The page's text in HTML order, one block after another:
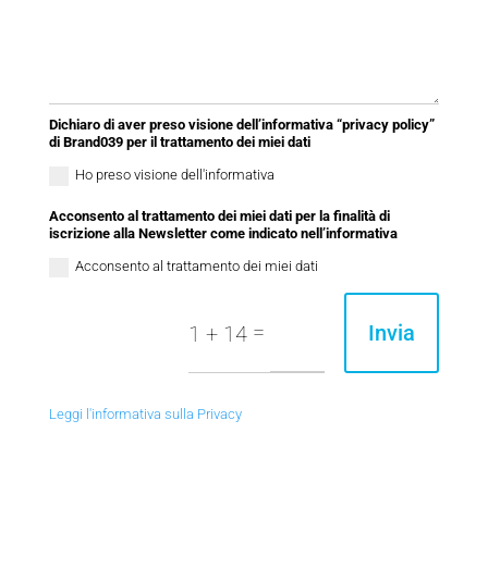
Dichiaro di aver preso visione dell’informativa “privacy policy”
di Brand039 per il trattamento dei miei dati
Ho preso visione dell'informativa
Acconsento al trattamento dei miei dati per la finalità di
iscrizione alla Newsletter come indicato nell’informativa
Acconsento al trattamento dei miei dati
1 + 14 = Invia
Leggi l'informativa sulla Privacy